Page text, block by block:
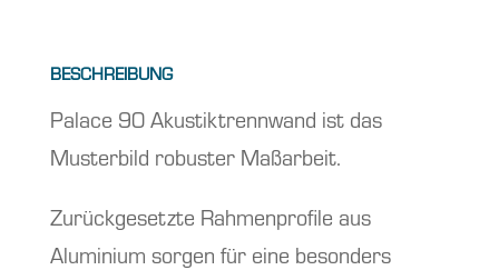
BESCHREIBUNG
Palace 90 Akustiktrennwand ist das
Musterbild robuster Maßarbeit.
Zurückgesetzte Rahmenprofile aus
Aluminium sorgen für eine besonders